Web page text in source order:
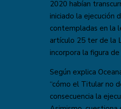
2020 habían
iniciado la ejecución
contempladas en la
artículo 25 ter de la
incorpora la figura
Según explica
“cómo el Titular no
consecuencia la